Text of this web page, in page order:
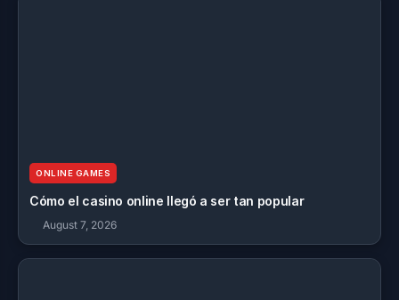
ONLINE GAMES
Cómo el casino online llegó a ser tan popular
August 7, 2026